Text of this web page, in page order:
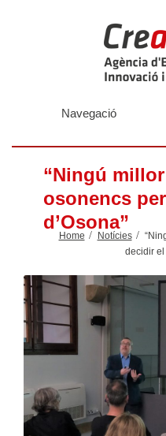
Navegació
“Ningú
osonencs
d’Osona”
Home Notícies
decidir el